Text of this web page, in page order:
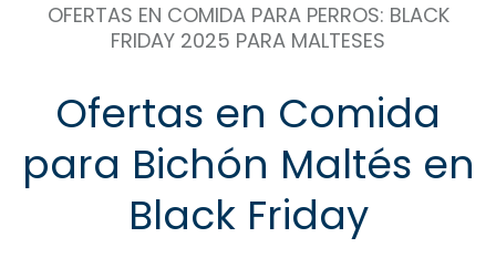
OFERTAS EN COMIDA PARA PERROS: BLACK
FRIDAY 2025 PARA MALTESES
Ofertas en Comida
para Bichón Maltés en
Black Friday